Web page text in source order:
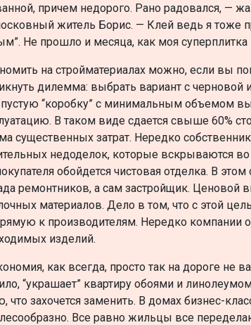
причем недорого. Рано радовался, —
житель Борис. — Клей ведь я тоже
Не прошло и месяца, как моя суперплитка
на стройматериалах можно, если вы
дилемма: выбрать вариант с черновой
“коробку” с минимальным объемом
В таком виде сдается свыше 60%
существенных затрат. Нередко
недоделок, которые вскрываются
обойдется чистовая отделка. В
ремонтников, а сам застройщик. Ценовой
материалов. Дело в том, что с этой
к производителям. Нередко компании
изделий.
как всегда, просто так на дороге не
“украшает” квартиру обоями и
что захочется заменить. В домах бизнес-
Все равно жильцы все